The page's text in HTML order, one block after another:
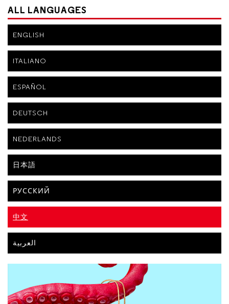
ALL LANGUAGES
ENGLISH
ITALIANO
ESPAÑOL
DEUTSCH
NEDERLANDS
日本語
РУССКИЙ
中文
العربية